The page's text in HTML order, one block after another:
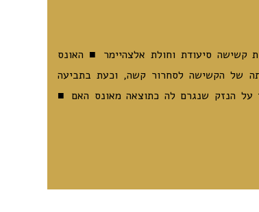
אבות קשישה סיעודת וחולת אלצהיימר ■ האונס
של הקשישה לסחרור קשה, וכעת בתביעה
על הנזק שנגרם לה כתוצאה מאונס האם ■